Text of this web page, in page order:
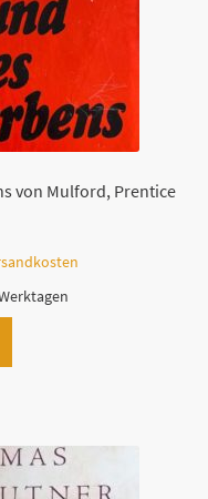
von Mulford, Prentice